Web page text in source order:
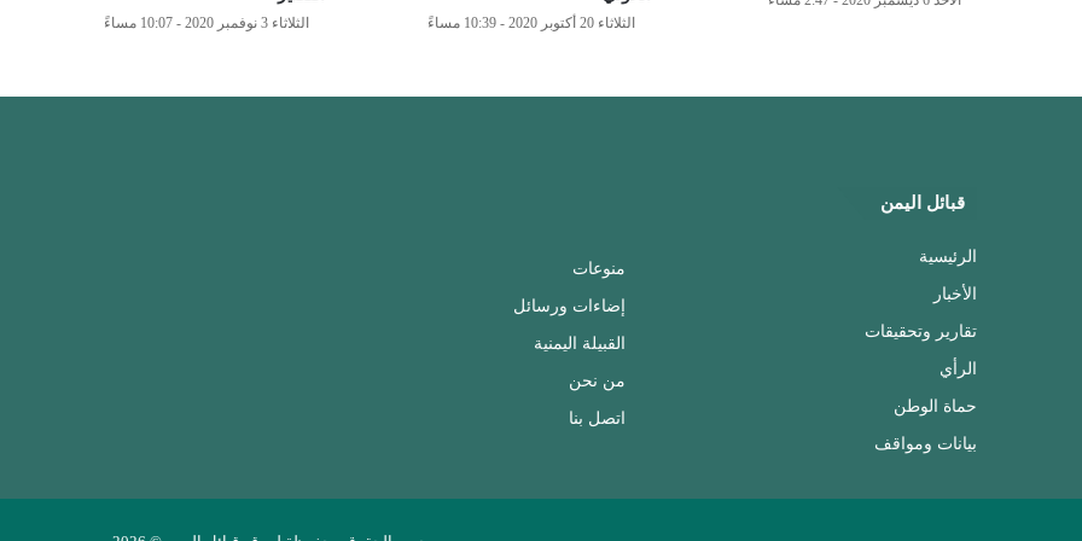
الثلاثاء 20 أكتوبر 2020 - 10:39 مساءً الثلاثاء 3 نوفمبر 2020 - 10:07 مساءً
قبائل اليمن
الرئيسية
الأخبار
تقارير وتحقيقات
الرأي
حماة الوطن
بيانات ومواقف
منوعات
إضاءات ورسائل
القبيلة اليمنية
من نحن
اتصل بنا